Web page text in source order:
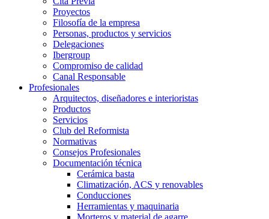
Proyectos
Filosofía de la empresa
Personas, productos y servicios
Delegaciones
Ibergroup
Compromiso de calidad
Canal Responsable
Profesionales
Arquitectos, diseñadores e interioristas
Productos
Servicios
Club del Reformista
Normativas
Consejos Profesionales
Documentación técnica
Cerámica basta
Climatización, ACS y renovables
Conducciones
Herramientas y maquinaria
Morteros y material de agarre